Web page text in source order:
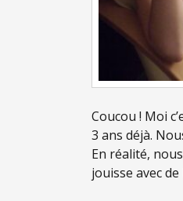
Coucou ! Moi
3 ans déjà.
En réalité,
jouisse avec